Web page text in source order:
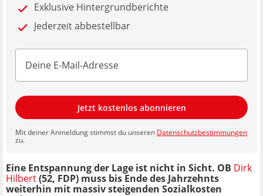
Exklusive Hintergrundberichte
Jederzeit abbestellbar
Jetzt kostenlos abonnieren
Mit deiner Anmeldung stimmst du unseren Datenschutzbestimmungen
zu.
Eine Entspannung der Lage ist nicht in Sicht. OB Dirk
Hilbert(52, FDP) muss bis Ende des Jahrzehnts
weiterhin mit massiv steigenden Sozialkosten